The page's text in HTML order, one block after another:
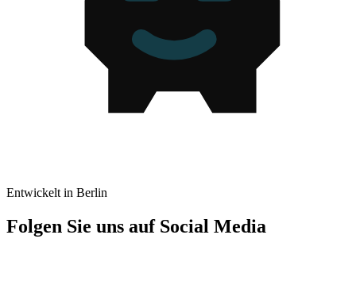
Entwickelt in Berlin
Folgen Sie uns auf Social Media